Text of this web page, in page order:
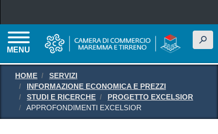
MENU
h
HOME
SERVIZI
INFORMAZIONE ECONOMICA E PREZZI
STUDI E RICERCHE
PROGETTO EXCELSIOR
APPROFONDIMENTI EXCELSIOR